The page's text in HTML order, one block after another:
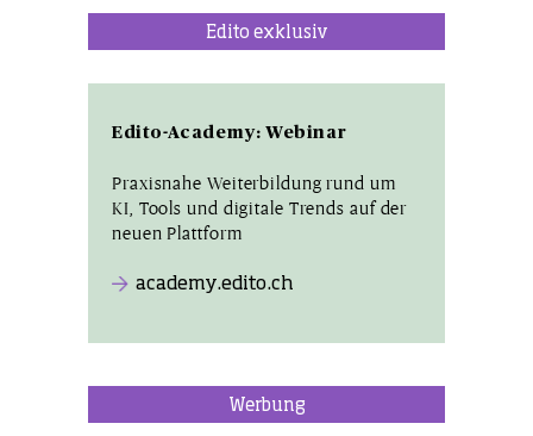
Edito exklusiv
Edito-Academy: Webinar
Praxisnahe Weiterbildung rund um
KI, Tools und digitale Trends auf der
neuen Plattform
academy.edito.ch
Werbung